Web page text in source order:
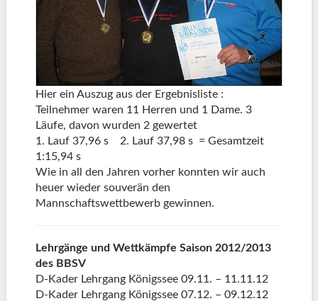
Hier ein Auszug aus der Ergebnisliste :
Teilnehmer waren 11 Herren und 1 Dame. 3
Läufe, davon wurden 2 gewertet
1. Lauf 37,96 s 2. Lauf 37,98 s = Gesamtzeit
1:15,94 s
Wie in all den Jahren vorher konnten wir auch
heuer wieder souverän den
Mannschaftswettbewerb gewinnen.
Lehrgänge und Wettkämpfe Saison 2012/2013
des BBSV
D-Kader Lehrgang Königssee 09.11. – 11.11.12
D-Kader Lehrgang Königssee 07.12. – 09.12.12